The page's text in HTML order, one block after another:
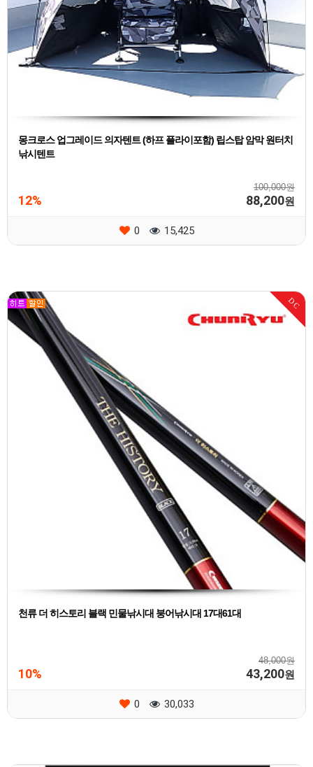
몽크로스 업그레이드 의자텐트 (하프 플라이포함) 립스탑 암막 원터치
낚시텐트
100,000원
12% 88,200원
0 15,425
DC
천류 더 히스토리 블랙 민물낚시대 붕어낚시대 17대61대
48,000원
10% 43,200원
0 30,033